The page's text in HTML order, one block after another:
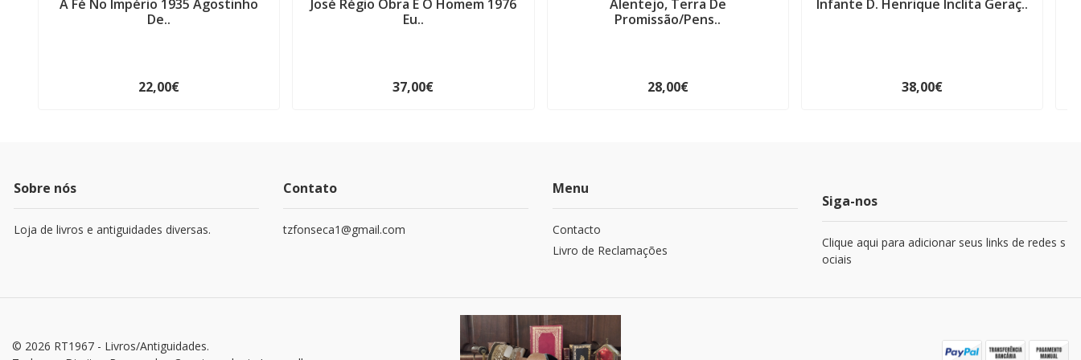
A Fé No Império 1935 Agostinho
De..
22,00€
José Régio Obra E O Homem 1976
Eu..
37,00€
Alentejo, Terra De
Promissão/Pens..
28,00€
Infante D. Henrique Inclita Geraç..
38,00€
Sobre nós
Loja de livros e antiguidades diversas.
Contato
tzfonseca1@gmail.com
Menu
Contacto
Livro de Reclamações
Siga-nos
Clique aqui para adicionar seus links de redes s
ociais
© 2026 RT1967 - Livros/Antiguidades.